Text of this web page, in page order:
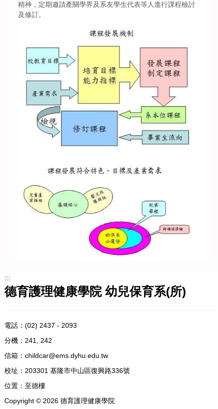
精神，定期邀請產關學界及系友學生代表等人進行課程檢討
及修訂。
:::
德育護理健康學院 幼兒保育系(所)
電話： (02) 2437 - 2093
分機：241, 242
信箱： childcar@ems.dyhu.edu.tw
校址： 203301 基隆市中山區復興路336號
位置： 至德樓
Copyright © 2026德育護理健康學院